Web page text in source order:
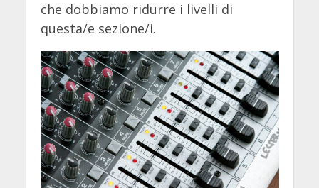
che dobbiamo ridurre i livelli di
questa/e sezione/i.